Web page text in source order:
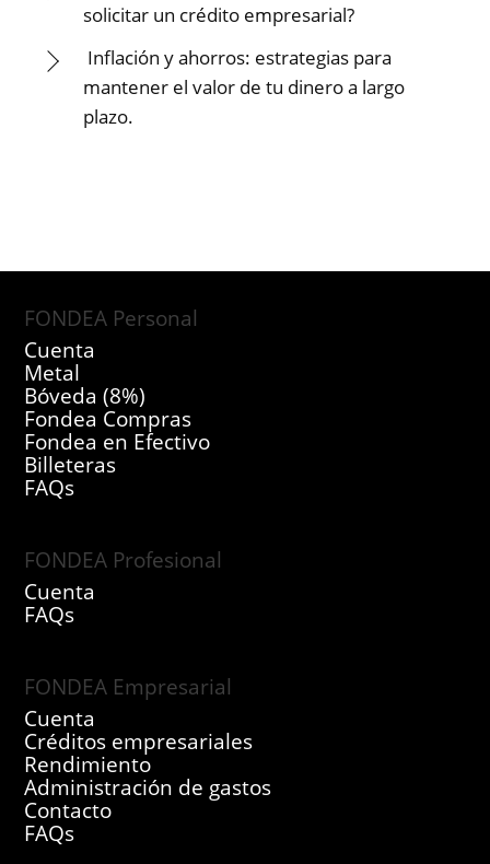
solicitar un crédito empresarial?
Inflación y ahorros: estrategias para
mantener el valor de tu dinero a largo
plazo.
FONDEA Personal
Cuenta
Metal
Bóveda (8%)
Fondea Compras
Fondea en Efectivo
Billeteras
FAQs
FONDEA Profesional
Cuenta
FAQs
FONDEA Empresarial
Cuenta
Créditos empresariales
Rendimiento
Administración de gastos
Contacto
FAQs